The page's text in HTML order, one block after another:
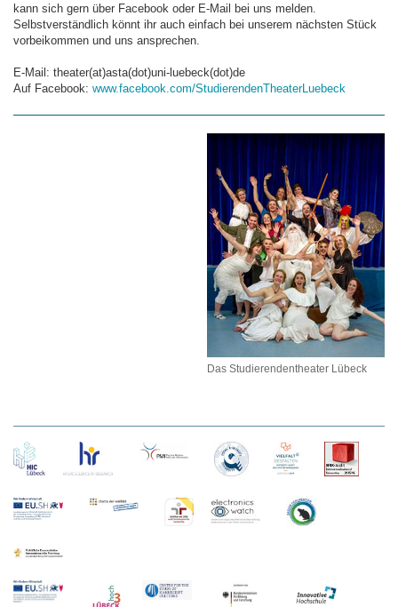
kann sich gern über Facebook oder E-Mail bei uns melden.
Selbstverständlich könnt ihr auch einfach bei unserem nächsten Stück
vorbeikommen und uns ansprechen.
E-Mail: theater(at)asta(dot)uni-luebeck(dot)de
Auf Facebook: www.facebook.com/StudierendenTheaterLuebeck
Das Studierendentheater Lübeck